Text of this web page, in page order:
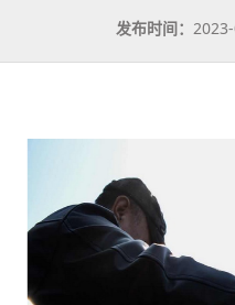
发布时间：